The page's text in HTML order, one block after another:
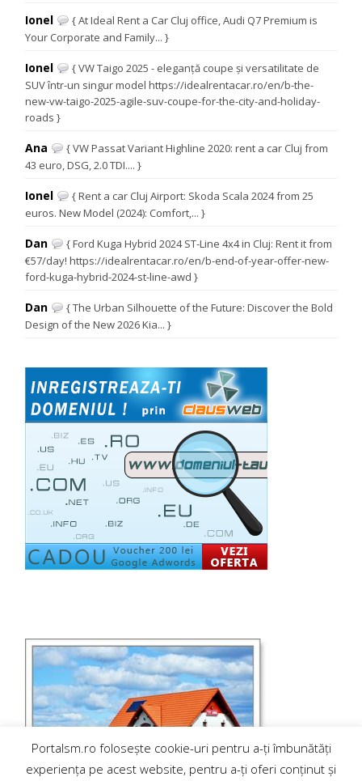
Ionel
{ At Ideal Rent a Car Cluj office, Audi Q7 Premium is
Your Corporate and Family... }
Ionel
{ VW Taigo 2025 - eleganță coupe și versatilitate de
SUV într-un singur model https://idealrentacar.ro/en/b-the-
new-vw-taigo-2025-agile-suv-coupe-for-the-city-and-holiday-
roads }
Ana
{ VW Passat Variant Highline 2020: rent a car Cluj from
43 euro, DSG, 2.0 TDI.... }
Ionel
{ Rent a car Cluj Airport: Skoda Scala 2024 from 25
euros. New Model (2024): Comfort,... }
Dan
{ Ford Kuga Hybrid 2024 ST-Line 4x4 in Cluj: Rent it from
€57/day! https://idealrentacar.ro/en/b-end-of-year-offer-new-
ford-kuga-hybrid-2024-st-line-awd }
Dan
{ The Urban Silhouette of the Future: Discover the Bold
Design of the New 2026 Kia... }
Portalsm.ro folosește cookie-uri pentru a-ți îmbunătăți
experiența pe acest website, pentru a-ți oferi conținut și